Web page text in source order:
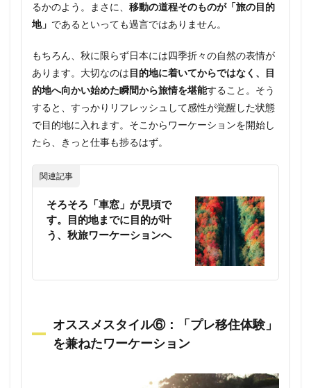
るかのよう。まさに、 移動の道程そのものが「旅の目的
地」 であるといっても過言ではありません。
もちろん、秋に限らず日本には四季折々の自然の表情が
あります。大切なのは目的地に着いてからではなく、目
的地へ向かい始めた瞬間から旅情を堪能すること。そう
すると、すっかりリフレッシュして感性が覚醒した状態
で目的地に入れます。そこからワーケーションを開始し
たら、きっと仕事も捗るはず。
関連記事
そろそろ「車窓」が見頃で
す。目的地までに目的が叶
う、秋旅ワーケーションへ
オススメスタイル⑥：「プレ移住体験」
を兼ねたワーケーション